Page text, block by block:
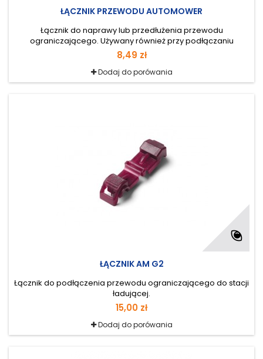
ŁĄCZNIK PRZEWODU AUTOMOWER
Łącznik do naprawy lub przedłużenia przewodu
ograniczającego. Używany również przy podłączaniu
przewodu doprowadzającego do instalacji 1 szt.
8,49 zł
Dodaj do porówania
ŁĄCZNIK AM G2
Łącznik do podłączenia przewodu ograniczającego do stacji
ładującej.
15,00 zł
Dodaj do porówania